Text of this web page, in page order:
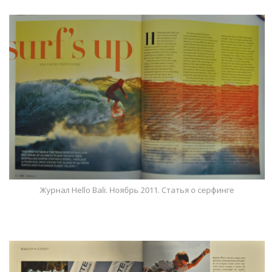
Журнал Hello Bali. Ноябрь 2011. Статья о серфинге